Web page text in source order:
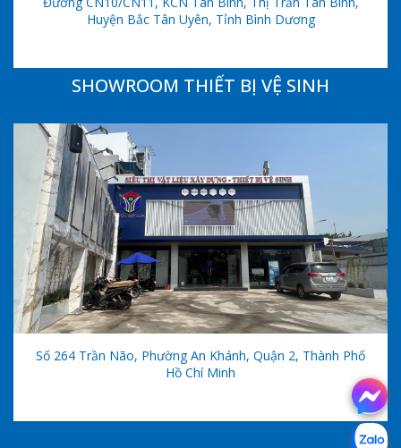
Huyện Bắc Tân Uyên, Tỉnh Bình Dương
SHOWROOM THIẾT BỊ VỆ SINH
Số 264 Trần Não, Phường An Khánh, Quận 2, Thành Phố
Hồ Chí Minh